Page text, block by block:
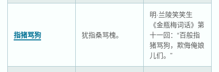
指猪骂狗 犹指桑骂槐。
明·兰陵笑笑生
《金瓶梅词话》第
十一回：“百般指
猪骂狗，欺侮俺娘
儿们。”